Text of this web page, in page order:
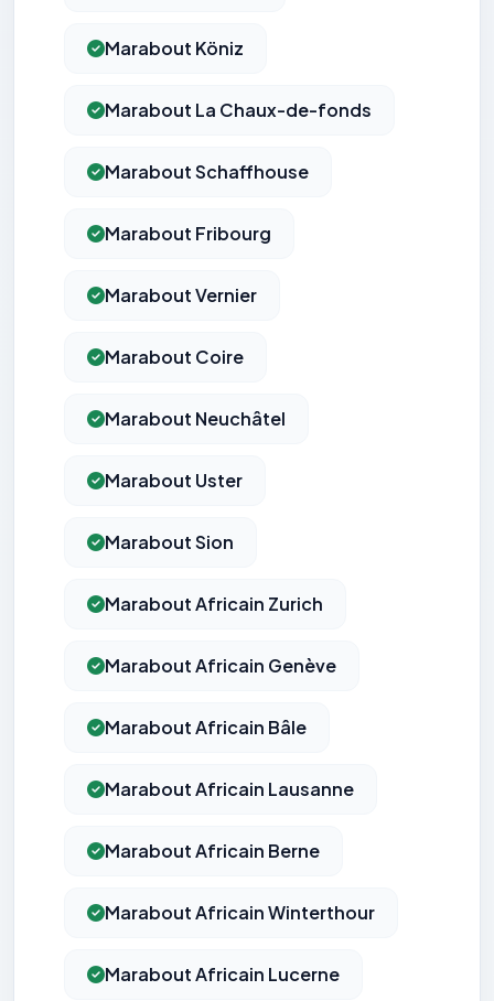
Marabout Köniz
Marabout La Chaux-de-fonds
Marabout Schaffhouse
Marabout Fribourg
Marabout Vernier
Marabout Coire
Marabout Neuchâtel
Marabout Uster
Marabout Sion
Marabout Africain Zurich
Marabout Africain Genève
Marabout Africain Bâle
Marabout Africain Lausanne
Marabout Africain Berne
Marabout Africain Winterthour
Marabout Africain Lucerne